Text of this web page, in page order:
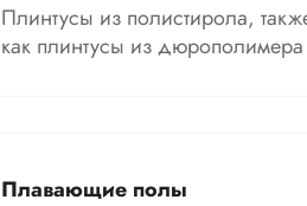
Плинтусы из полистирола,
как плинтусы из дюрополимера
Плавающие полы